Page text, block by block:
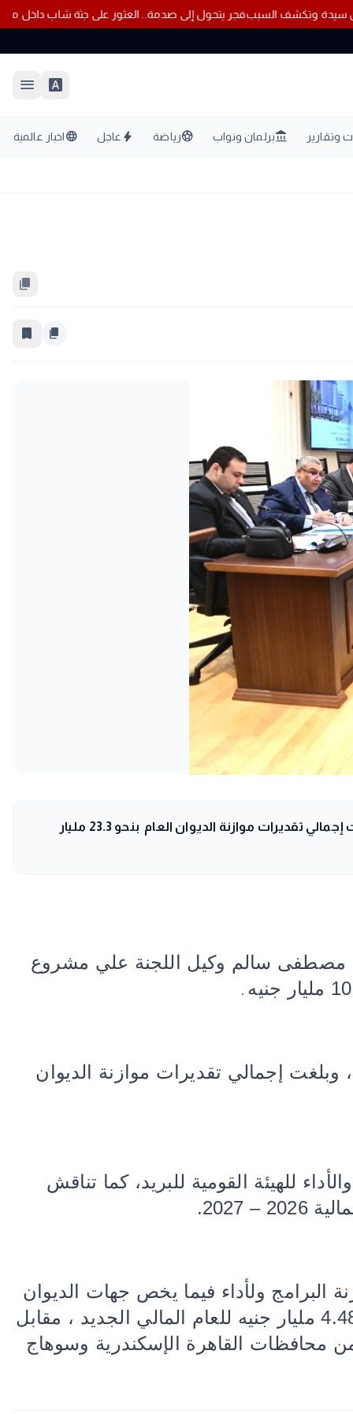
دفاعه عن سيدة وتكشف السبب فجر يتحول إلى صدمة.. العثور على
font_download
menu
وتقارير account_balanceبرلمان ونواب sports_soccerرياضة bolt عاجل languageاخبار عالمية
content_copy
content_copy
bookmark_border
لجنة الخطة والموازنة بمجلس النواب كانت قد وافقت علي موازنة ديوان عام وزارة الاتصالات للعام المالي 2026-2027، وبلغت إجمالي تقديرات موازنة الديوان العام بنحو 23.3 مليار
مصطفى سالم وكيل اللجنة علي مشروع
.
وكانت اللجنة قد وافقت علي موازنة ديوان عام وزارة الاتصالات للعام المالي 2026-2027، وبلغت إجمالي تقديرات موازنة الديوان
للهيئة القومية للبريد، كما تناقش
2027.
ولأداء فيما يخص جهات الديوان
العام لوزارة التنمية المحلية، وبلغت إجمالي تقديرات موازنة الديوان العام للوزارة نحو 4.487 مليار جنيه للعام المالي الجديد ، مقابل
من محافظات القاهرة الإسكندرية وسوهاج